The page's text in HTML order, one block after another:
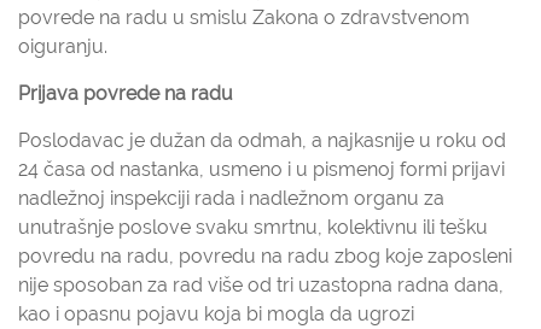
povrede na radu u smislu Zakona o zdravstvenom
oiguranju.
Prijava povrede na radu
Poslodavac je dužan da odmah, a najkasnije u roku od
24 časa od nastanka, usmeno i u pismenoj formi prijavi
nadležnoj inspekciji rada i nadležnom organu za
unutrašnje poslove svaku smrtnu, kolektivnu ili tešku
povredu na radu, povredu na radu zbog koje zaposleni
nije sposoban za rad više od tri uzastopna radna dana,
kao i opasnu pojavu koja bi mogla da ugrozi